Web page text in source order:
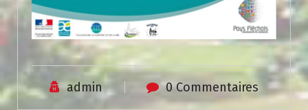
admin 0 Commentaires